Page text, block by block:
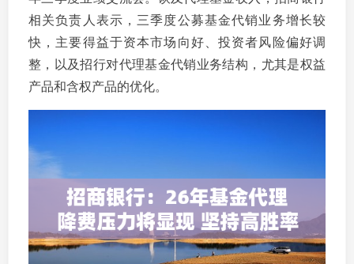
相关负责人表示，三季度公募基金代销业务增长较
快，主要得益于资本市场向好、投资者风险偏好调
整，以及招行对代理基金代销业务结构，尤其是权益
产品和含权产品的优化。